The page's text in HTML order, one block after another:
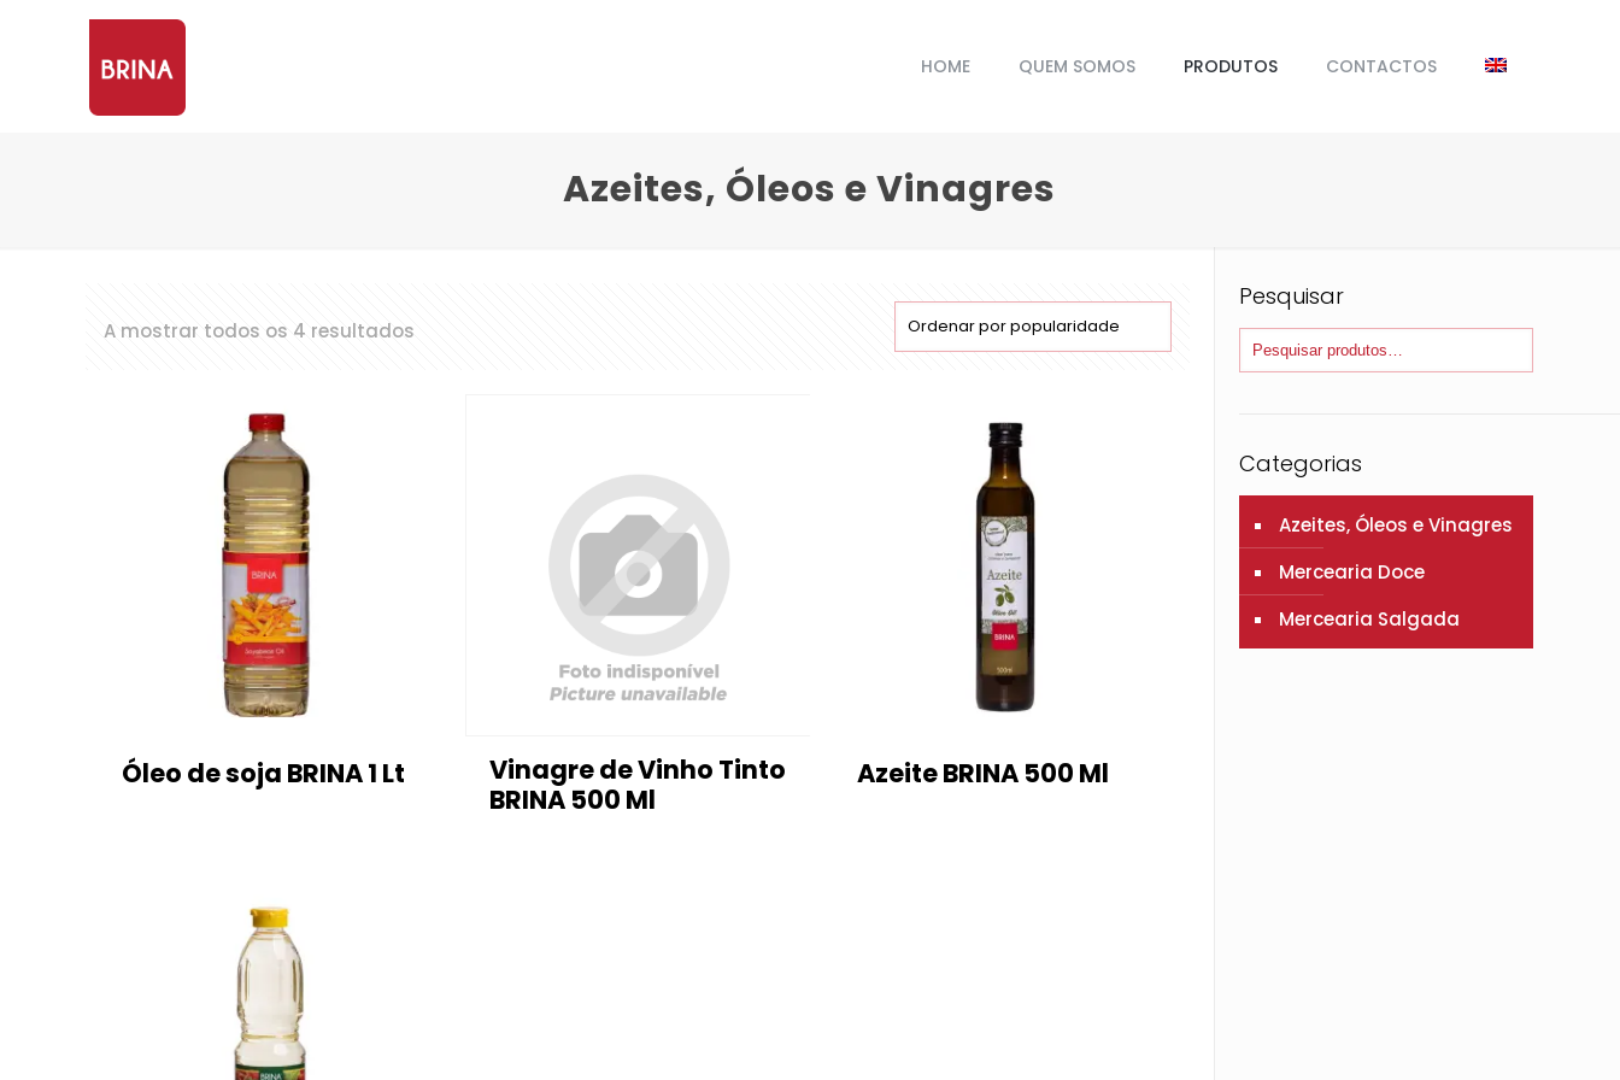
HOME QUEM SOMOS PRODUTOS CONTACTOS
Azeites, Óleos e Vinagres
A mostrar todos os 4 resultados
Óleo de soja BRINA 1 Lt
Vinagre de Vinho Tinto
BRINA 500 Ml
Azeite BRINA 500 Ml
Pesquisar
Categorias
Azeites, Óleos e Vinagres
Mercearia Doce
Mercearia Salgada